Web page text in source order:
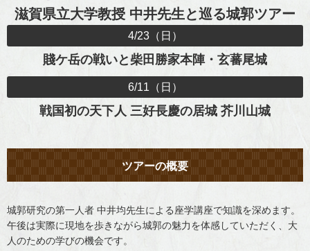
隠岐の歴史を巡る旅
福島県ホープツーリズム
マイページの使い方
同意書（20歳未満の方）
ご利用の諸注意
滋賀県立大学教授 中井先生と巡る城郭ツアー
4/23（日）
賤ケ岳の戦いと柴田勝家本陣・玄蕃尾城
6/11（日）
戦国初の天下人 三好長慶の居城 芥川山城
ツアーの概要
城郭研究の第一人者 中井均先生による座学講座で知識を深めます。
午後は実際に現地を歩きながら城郭の魅力を体感していただく、大
人のための学びの機会です。